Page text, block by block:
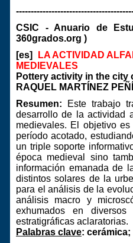
CSIC - Anuario de
360grados.org )
[es]
LA ACTIVIDAD
MEDIEVALES
Pottery activity in the
RAQUEL MARTÍNEZ
Resumen: Este trabajo
desarrollo de la actividad
medievales. El objetivo
período acotado,
un triple soporte
época medieval sino
información emanada de
distintos solares de la
para el análisis de la
análisis macro y
exhumados en
estratigráficas aclaratorias.
Palabras clave: